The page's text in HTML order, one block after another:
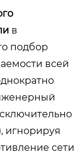
в
подбор
всей
игнорируя
сети